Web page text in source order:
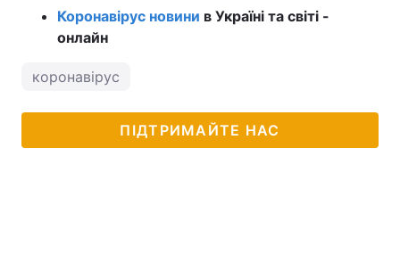
Коронавірус новини в Україні та світі -
онлайн
коронавірус
ПІДТРИМАЙТЕ НАС